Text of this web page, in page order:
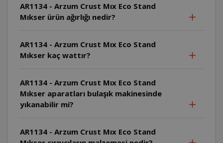
AR1134 - Arzum Crust Mıx Eco Stand
Mıkser ürün ağırlığı nedir?
AR1134 - Arzum Crust Mıx Eco Stand
Mıkser kaç wattır?
AR1134 - Arzum Crust Mıx Eco Stand
Mıkser aparatları bulaşık makinesinde
yıkanabilir mi?
AR1134 - Arzum Crust Mıx Eco Stand